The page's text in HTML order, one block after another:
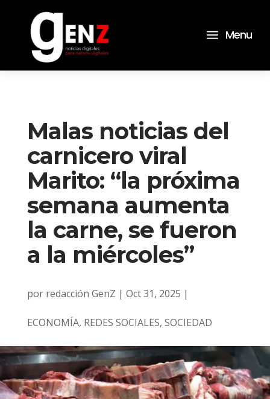
a Menu
Malas noticias del
carnicero viral
Marito: “la próxima
semana aumenta
la carne, se fueron
a la miércoles”
por redacción GenZ | Oct 31, 2025 |
ECONOMÍA, REDES SOCIALES, SOCIEDAD